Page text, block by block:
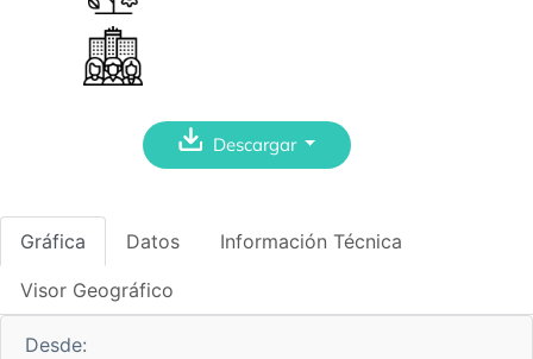
Descargar
Gráfica Datos Información Técnica
Visor Geográfico
Desde: